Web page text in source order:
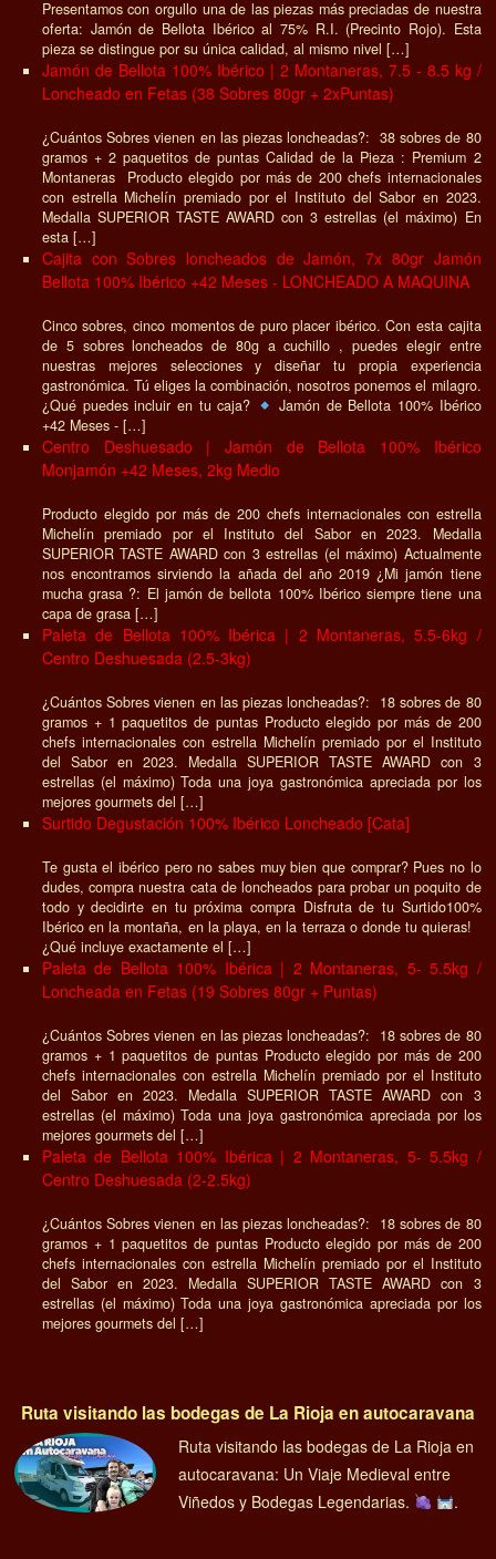
Presentamos con orgullo una de las piezas más preciadas de nuestra
oferta: Jamón de Bellota Ibérico al 75% R.I. (Precinto Rojo). Esta
pieza se distingue por su única calidad, al mismo nivel […]
Jamón de Bellota 100% Ibérico | 2 Montaneras, 7.5 - 8.5 kg /
Loncheado en Fetas (38 Sobres 80gr + 2xPuntas)
¿Cuántos Sobres vienen en las piezas loncheadas?: 38 sobres de 80
gramos + 2 paquetitos de puntas Calidad de la Pieza : Premium 2
Montaneras Producto elegido por más de 200 chefs internacionales
con estrella Michelín premiado por el Instituto del Sabor en 2023.
Medalla SUPERIOR TASTE AWARD con 3 estrellas (el máximo) En
esta […]
Cajita con Sobres loncheados de Jamón, 7x 80gr Jamón
Bellota 100% Ibérico +42 Meses - LONCHEADO A MAQUINA
Cinco sobres, cinco momentos de puro placer ibérico. Con esta cajita
de 5 sobres loncheados de 80g a cuchillo , puedes elegir entre
nuestras mejores selecciones y diseñar tu propia experiencia
gastronómica. Tú eliges la combinación, nosotros ponemos el milagro.
¿Qué puedes incluir en tu caja?
Jamón de Bellota 100% Ibérico
+42 Meses - […]
Centro Deshuesado | Jamón de Bellota 100% Ibérico
Monjamón +42 Meses, 2kg Medio
Producto elegido por más de 200 chefs internacionales con estrella
Michelín premiado por el Instituto del Sabor en 2023. Medalla
SUPERIOR TASTE AWARD con 3 estrellas (el máximo) Actualmente
nos encontramos sirviendo la añada del año 2019 ¿Mi jamón tiene
mucha grasa ?: El jamón de bellota 100% Ibérico siempre tiene una
capa de grasa […]
Paleta de Bellota 100% Ibérica | 2 Montaneras, 5.5-6kg /
Centro Deshuesada (2.5-3kg)
¿Cuántos Sobres vienen en las piezas loncheadas?: 18 sobres de 80
gramos + 1 paquetitos de puntas Producto elegido por más de 200
chefs internacionales con estrella Michelín premiado por el Instituto
del Sabor en 2023. Medalla SUPERIOR TASTE AWARD con 3
estrellas (el máximo) Toda una joya gastronómica apreciada por los
mejores gourmets del […]
Surtido Degustación 100% Ibérico Loncheado [Cata]
Te gusta el ibérico pero no sabes muy bien que comprar? Pues no lo
dudes, compra nuestra cata de loncheados para probar un poquito de
todo y decidirte en tu próxima compra Disfruta de tu Surtido100%
Ibérico en la montaña, en la playa, en la terraza o donde tu quieras!
¿Qué incluye exactamente el […]
Paleta de Bellota 100% Ibérica | 2 Montaneras, 5- 5.5kg /
Loncheada en Fetas (19 Sobres 80gr + Puntas)
¿Cuántos Sobres vienen en las piezas loncheadas?: 18 sobres de 80
gramos + 1 paquetitos de puntas Producto elegido por más de 200
chefs internacionales con estrella Michelín premiado por el Instituto
del Sabor en 2023. Medalla SUPERIOR TASTE AWARD con 3
estrellas (el máximo) Toda una joya gastronómica apreciada por los
mejores gourmets del […]
Paleta de Bellota 100% Ibérica | 2 Montaneras, 5- 5.5kg /
Centro Deshuesada (2-2.5kg)
¿Cuántos Sobres vienen en las piezas loncheadas?: 18 sobres de 80
gramos + 1 paquetitos de puntas Producto elegido por más de 200
chefs internacionales con estrella Michelín premiado por el Instituto
del Sabor en 2023. Medalla SUPERIOR TASTE AWARD con 3
estrellas (el máximo) Toda una joya gastronómica apreciada por los
mejores gourmets del […]
Ruta visitando las bodegas de La Rioja en autocaravana
Ruta visitando las bodegas de La Rioja en
autocaravana: Un Viaje Medieval entre
Viñedos y Bodegas Legendarias.
.